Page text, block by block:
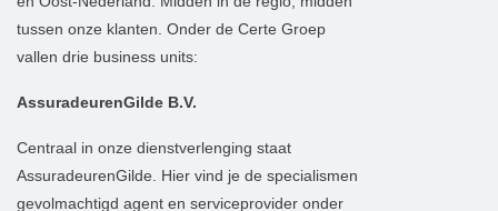
tussen onze klanten. Onder de Certe Groep
vallen drie business units:
AssuradeurenGilde B.V.
Centraal in onze dienstverlenging staat
AssuradeurenGilde. Hier vind je de specialismen
gevolmachtigd agent en serviceprovider onder